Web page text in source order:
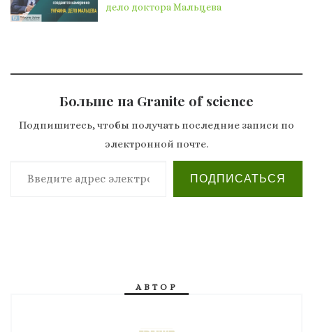
дело доктора Мальцева
Больше на Granite of science
Подпишитесь, чтобы получать последние записи по
электронной почте.
Введите адрес электронной почты…
ПОДПИСАТЬСЯ
АВТОР